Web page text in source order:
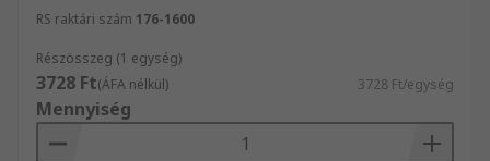
ügyfélszolgálatunkhoz a 06 1 408 8371-es
telefonszámon.
RS raktári szám 176-1600
Részösszeg (1 egység)
3728 Ft(ÁFA nélkül) 3728 Ft/egység
Mennyiség